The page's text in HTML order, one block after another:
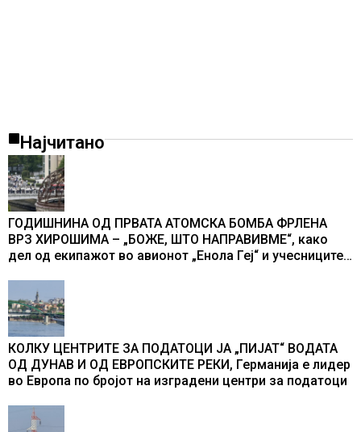
Најчитано
ГОДИШНИНА ОД ПРВАТА АТОМСКА БОМБА ФРЛЕНА
ВРЗ ХИРОШИМА – „БОЖЕ, ШТО НАПРАВИВМЕ“, како
дел од екипажот во авионот „Енола Геј“ и учесниците
промени текот на историјата
КОЛКУ ЦЕНТРИТЕ ЗА ПОДАТОЦИ ЈА „ПИЈАТ“ ВОДАТА
ОД ДУНАВ И ОД ЕВРОПСКИТЕ РЕКИ, Германија е лидер
во Европа по бројот на изградени центри за податоци